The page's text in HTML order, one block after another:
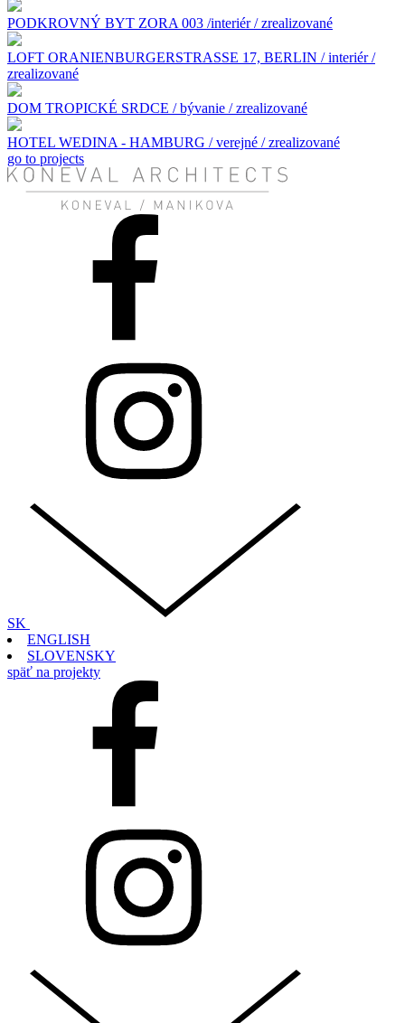
PODKROVNÝ BYT ZORA 003 /interiér / zrealizované
LOFT ORANIENBURGERSTRASSE 17, BERLIN / interiér /
zrealizované
DOM TROPICKÉ SRDCE / bývanie / zrealizované
HOTEL WEDINA - HAMBURG / verejné / zrealizované
go to projects
SK
ENGLISH
SLOVENSKY
späť na projekty